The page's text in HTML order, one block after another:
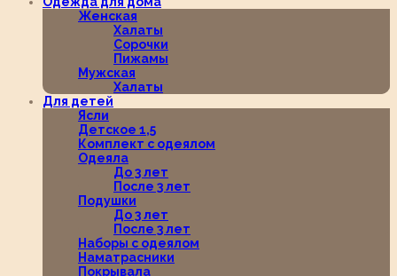
Женская
Халаты
Сорочки
Пижамы
Мужская
Халаты
Для детей
Ясли
Детское 1,5
Комплект с одеялом
Одеяла
До 3 лет
После 3 лет
Подушки
До 3 лет
После 3 лет
Наборы с одеялом
Наматрасники
Покрывала